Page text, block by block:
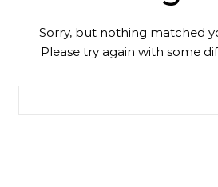
Sorry, but nothing matched
Please try again with some